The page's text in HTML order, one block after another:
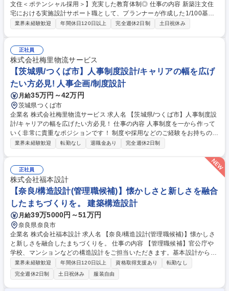
文住＜ポテンシャル採用＞】充実した教育体制◎ 仕事の内容 新築注文住
宅における実施設計サポート職として、プランナーが作成した1/100基本
計画図を基に、施工しやすい実施設計図作成をお任せします。 《実務経験
確認申請 ・1/50実施図の作図 ・省エネの計算 ・外注事務所の管理業務
（変更の範囲：当社業務全般） 募集職種 【土日祝休/実施設計/木造注文住
＜ポテンシャル採用＞】充実した教育体制◎
業界未経験歓迎 年間休日120日以上 完全週休2日制 土日祝休み
正社員
株式会社梅里物流サービス
【茨城県/つくば市】人事制度設計/キャリアの幅を広げ
たい方必見! 人事企画/制度設計
月給35万円～42万円
茨城県つくば市
企業名 株式会社梅里物流サービス 求人名 【茨城県/つくば市】人事制度設
計/キャリアの幅を広げたい方必見！ 仕事の内容 人事制度を一から作って
いく非常に貴重なポジションです！ 制度や採用などのご経験をお持ちの
方、事業の成長、共に会社を動かす実感を味わう（経営の醍醐味が感じら
価・考課制度）の企画・運営 ■組織制度（組織構造・役職制度等）の企
画・運営 ■研修・OJT設計、キャリア設計、人員計画 ■福利厚生制度の設
計、労働環境の整備 ■コミュニケーション施策 募集職種 【茨城県/つくば
市】人事制度設計/キャリアの幅を広げたい方必見！
業界未経験歓迎 転勤なし 退職金あり 完全週休2日制
正社員
株式会社福本設計
【奈良/構造設計(管理職候補)】懐かしさと新しさを融合
したまちづくりを。 建築構造設計
月給39万5000円～51万円
奈良県奈良市
企業名 株式会社福本設計 求人名 【奈良/構造設計(管理職候補)】懐かしさ
と新しさを融合したまちづくりを。 仕事の内容 【管理職候補】官公庁や
学校、マンションなどの構造設計をご担当いただきます。基本設計から実
施設計、さらには図面チェックや修正業務まで幅広くお任せし、当社の設
計品質をより高めていただきます。 ■構造計画の策定および構造計算、図
面作成（基本・実施設計） ■耐震性・耐久性と経済性（コスト）のバラン
スを考慮した最適設計の提案 ■協力会社や他社作成図面のチェック、修正
業界未経験歓迎 年間休日120日以上 資格取得支援あり
転勤なし
完全週休2日制
土日祝休み 服装自由